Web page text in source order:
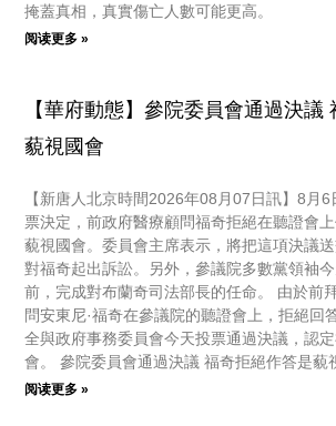
掩蓋真相，真實傷亡人數可能更高。
阅读更多 »
【華府動態】參院委員會通過決議
藐視國會
【新唐人北京時間2026年08月07日訊】8月
票決定，前政府醫療顧問福奇拒絕在聽證會
藐視國會。委員會主席表示，將把這項決議
對福奇起出訴訟。另外，參議院多數黨領袖
前，完成對布蘭奇司法部長的任命。 由於前
問安東尼·福奇在參議院的聽證會上，拒絕回
全與政府事務委員會今天投票通過決議，認
會。 參院委員會通過決議 福奇拒絕作答是藐
阅读更多 »